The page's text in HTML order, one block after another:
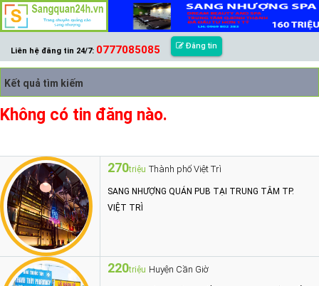
Liên hệ đăng tin 24/7: 0777085085 Đăng tin
Kết quả tìm kiếm
Không có tin đăng nào.
270triệu Thành phố Việt Trì
SANG NHƯỢNG QUÁN PUB TẠI TRUNG TÂM TP.
VIỆT TRÌ
220triệu Huyện Cần Giờ